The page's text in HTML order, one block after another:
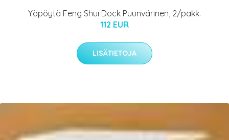
Yöpöytä Feng Shui Dock Puunvärinen, 2/pakk.
112 EUR
LISÄTIETOJA